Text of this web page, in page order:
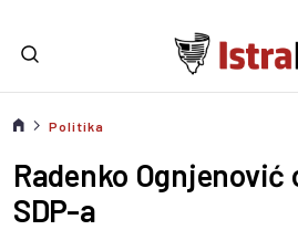
Politika
Radenko Ognjenović
SDP-a